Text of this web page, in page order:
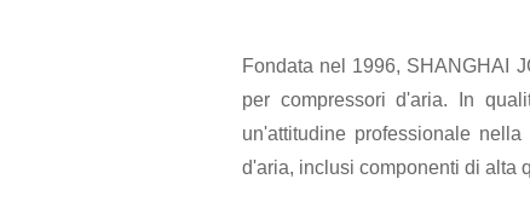
Fondata nel 1996, SHANGHAI
per compressori d'aria. In
un'attitudine professionale
d'aria, inclusi componenti di alta